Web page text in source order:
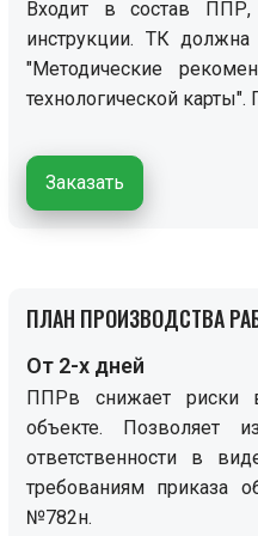
Входит в состав ППР,
инструкции. ТК
"Методические
технологической
Заказать
ПЛАН ПРОИЗВОДСТВА
От 2-х дней
ППРв снижает риски
объекте. Позволяет
ответственности в
требованиям приказа
№782н.